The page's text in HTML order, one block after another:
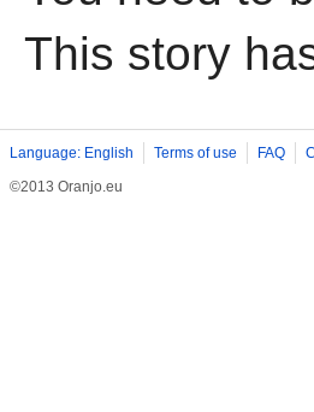
This story
Language: English Terms of use FAQ
©2013 Oranjo.eu